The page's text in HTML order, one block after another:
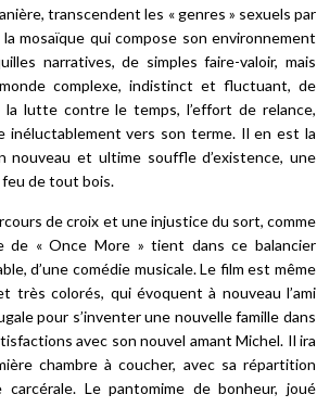
transcendent les « genres » sexuels par
mosaïque qui compose son environnement
narratives, de simples faire-valoir, mais
complexe, indistinct et fluctuant, de
lutte contre le temps, l’effort de relance,
inéluctablement vers son terme. Il en est la
nouveau et ultime souffle d’existence, une
feu de tout bois.
de croix et une injustice du sort, comme
de « Once More » tient dans ce balancier
d’une comédie musicale. Le film est même
très colorés, qui évoquent à nouveau l’ami
pour s’inventer une nouvelle famille dans
avec son nouvel amant Michel. Il ira
chambre à coucher, avec sa répartition
Le pantomime de bonheur, joué